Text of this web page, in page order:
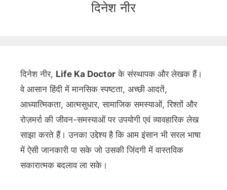
दिनेश नीर
दिनेश नीर, Life Ka Doctor के संस्थापक और लेखक हैं।
वे आसान हिंदी में मानसिक स्पष्टता, अच्छी आदतें,
आध्यात्मिकता, आत्मसुधार, सामाजिक समस्याओं, रिश्तों और
रोज़मर्रा की जीवन-समस्याओं पर उपयोगी एवं व्यावहारिक लेख
साझा करते हैं। उनका उद्देश्य है कि आम इंसान भी सरल भाषा
में ऐसी जानकारी पा सके जो उसकी जिंदगी में वास्तविक
सकारात्मक बदलाव ला सके।